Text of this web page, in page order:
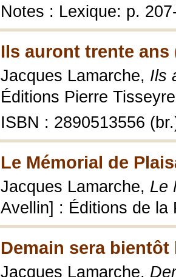
Notes : Lexique: p.
Ils auront trente ans
Jacques Lamarche, Ils
Éditions Pierre
ISBN : 2890513556
Le Mémorial de
Jacques Lamarche, Le
Avellin] : Éditions de la
Demain sera bientôt
Jacques Lamarche,